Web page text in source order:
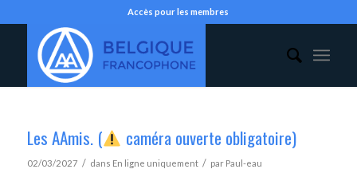
Accès pour les membres
Les AAmis. ( caméra ouverte obligatoire)
02/03/2027 / dans En ligne uniquement / par Paul-eau